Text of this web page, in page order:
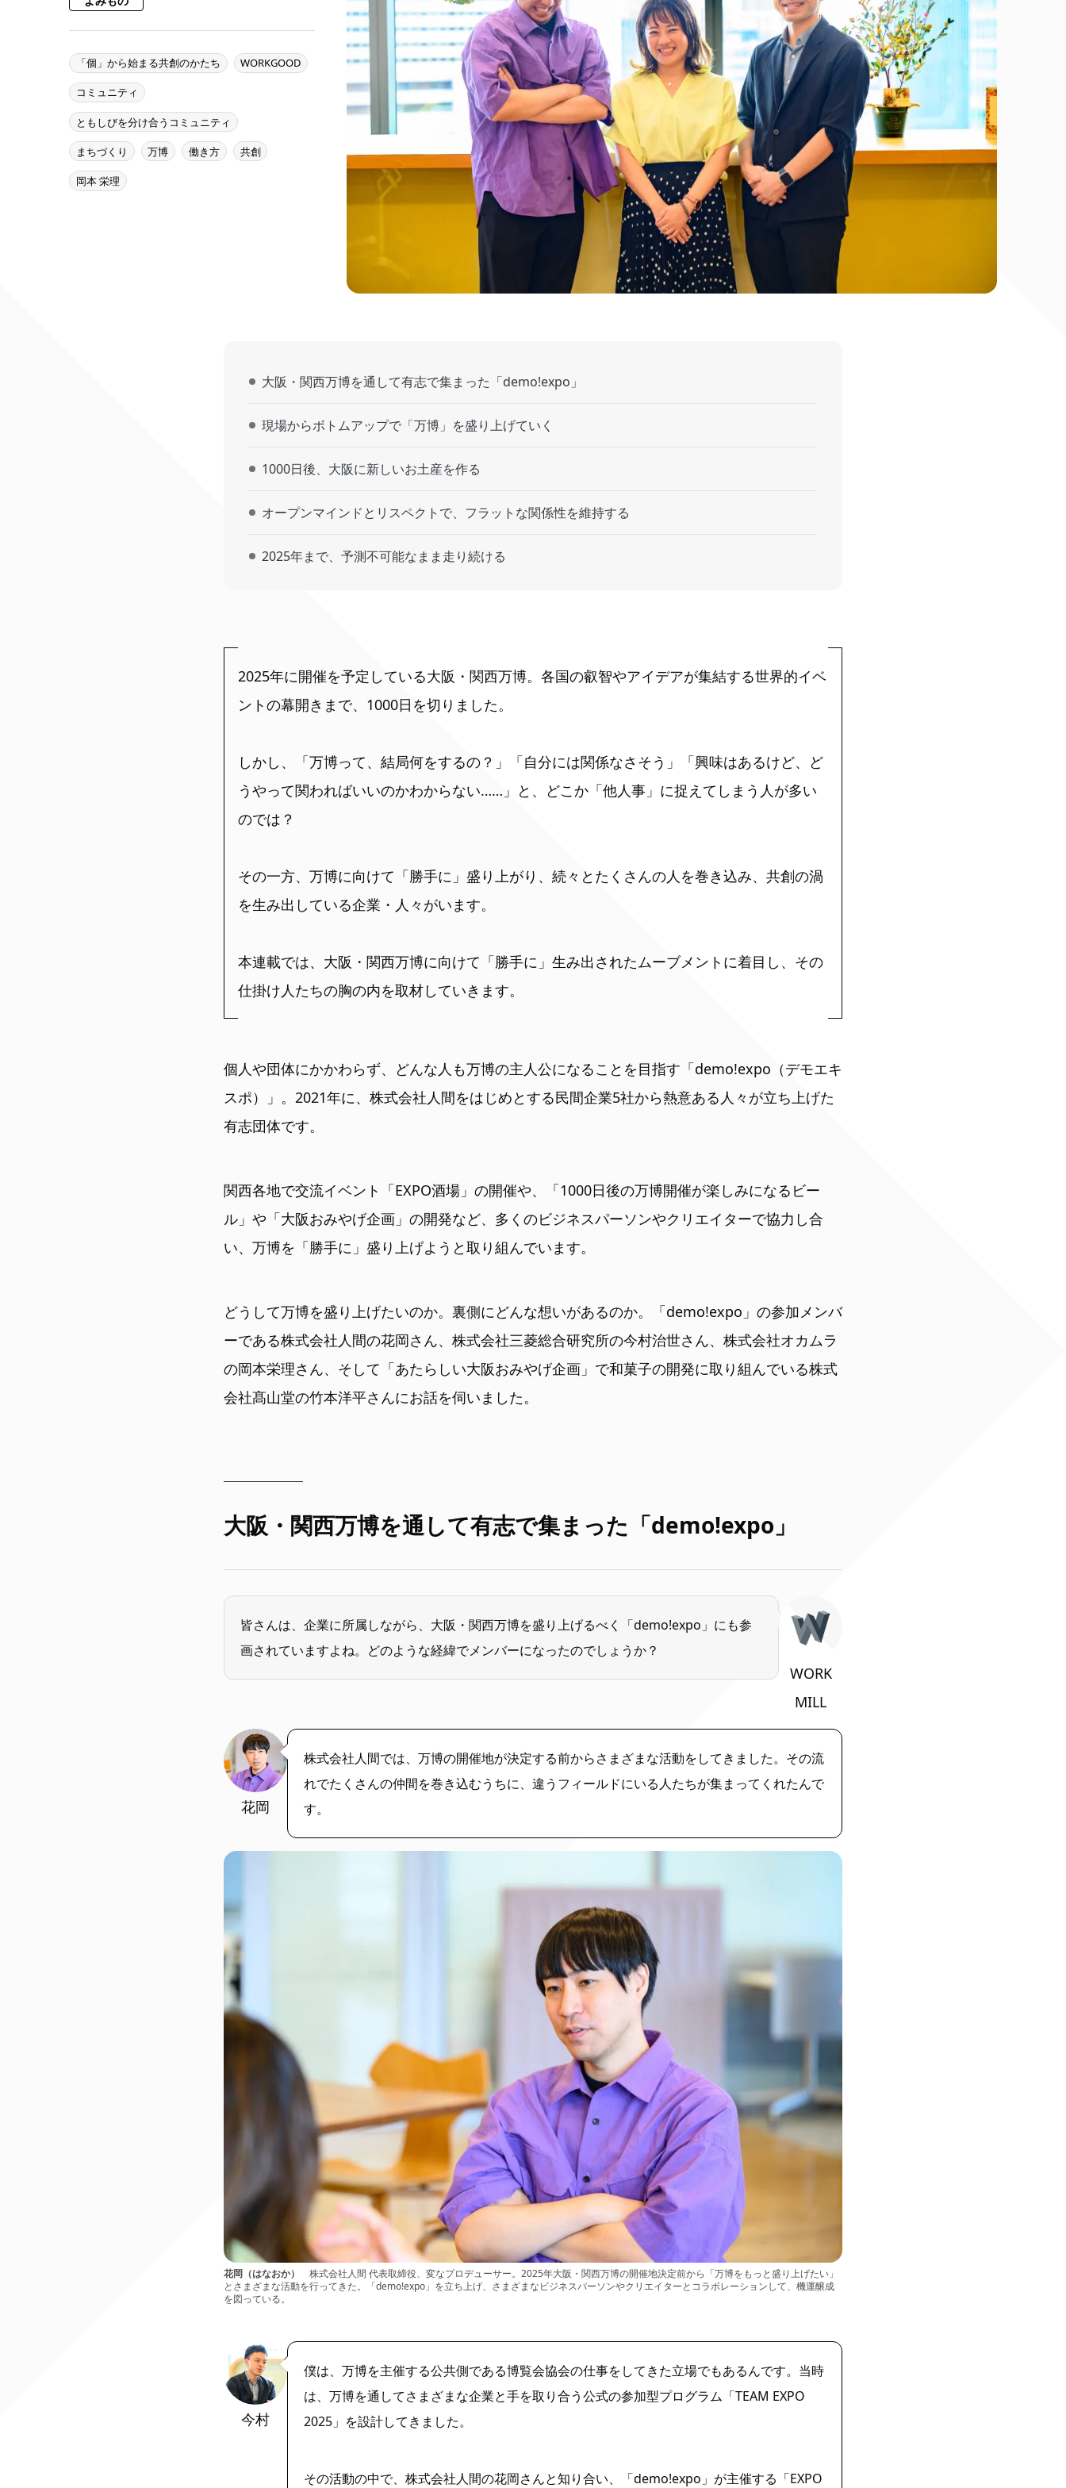
「個」から始まる共創のかたち WORKGOOD
コミュニティ
ともしびを分け合うコミュニティ
まちづくり 万博 働き方 共創
岡本 栄理
大阪・関西万博を通して有志で集まった「demo!expo」
現場からボトムアップで「万博」を盛り上げていく
1000日後、大阪に新しいお土産を作る
オープンマインドとリスペクトで、フラットな関係性を維持する
2025年まで、予測不可能なまま走り続ける
2025年に開催を予定している大阪・関西万博。各国の叡智やアイデアが集結する世界的イベ
ントの幕開きまで、1000日を切りました。
しかし、「万博って、結局何をするの？」「自分には関係なさそう」「興味はあるけど、ど
うやって関わればいいのかわからない……」と、どこか「他人事」に捉えてしまう人が多い
のでは？
その一方、万博に向けて「勝手に」盛り上がり、続々とたくさんの人を巻き込み、共創の渦
を生み出している企業・人々がいます。
本連載では、大阪・関西万博に向けて「勝手に」生み出されたムーブメントに着目し、その
仕掛け人たちの胸の内を取材していきます。
個人や団体にかかわらず、どんな人も万博の主人公になることを目指す「demo!expo（デモエキ
スポ）」。2021年に、株式会社人間をはじめとする民間企業5社から熱意ある人々が立ち上げた
有志団体です。
関西各地で交流イベント「EXPO酒場」の開催や、「1000日後の万博開催が楽しみになるビー
ル」や「大阪おみやげ企画」の開発など、多くのビジネスパーソンやクリエイターで協力し合
い、万博を「勝手に」盛り上げようと取り組んでいます。
どうして万博を盛り上げたいのか。裏側にどんな想いがあるのか。「demo!expo」の参加メンバ
ーである株式会社人間の花岡さん、株式会社三菱総合研究所の今村治世さん、株式会社オカムラ
の岡本栄理さん、そして「あたらしい大阪おみやげ企画」で和菓子の開発に取り組んでいる株式
会社髙山堂の竹本洋平さんにお話を伺いました。
大阪・関西万博を通して有志で集まった「demo!expo」
皆さんは、企業に所属しながら、大阪・関西万博を盛り上げるべく「demo!expo」にも参
画されていますよね。どのような経緯でメンバーになったのでしょうか？
WORK
MILL
花岡
株式会社人間では、万博の開催地が決定する前からさまざまな活動をしてきました。その流
れでたくさんの仲間を巻き込むうちに、違うフィールドにいる人たちが集まってくれたんで
す。
花岡（はなおか）
株式会社人間 代表取締役、変なプロデューサー。2025年大阪・関西万博の開催地決定前から「万博をもっと盛り上げたい」
とさまざまな活動を行ってきた。「demo!expo」を立ち上げ、さまざまなビジネスパーソンやクリエイターとコラボレーションして、機運醸成
を図っている。
今村
僕は、万博を主催する公共側である博覧会協会の仕事をしてきた立場でもあるんです。当時
は、万博を通してさまざまな企業と手を取り合う公式の参加型プログラム「TEAM EXPO
2025」を設計してきました。
その活動の中で、株式会社人間の花岡さんと知り合い、「demo!expo」が主催する「EXPO